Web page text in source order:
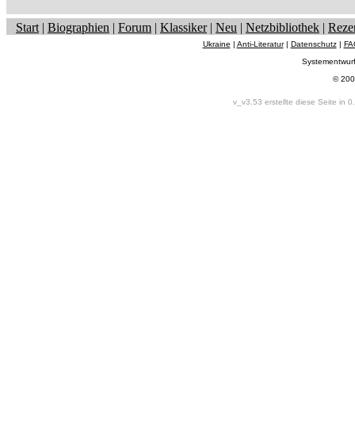
Start | Biographien | Forum | Klassiker| Neu | Netzbibliothek |
Ukraine | Anti-Literatur| Datenschutz|
©
v_v3.53 erstellte diese Seite in